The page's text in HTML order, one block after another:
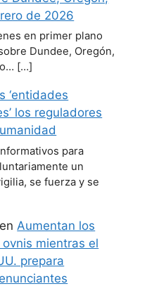
de 2026
en primer plano
Dundee, Oregón,
[…]
‘entidades
los reguladores
para
un
se fuerza y se
en Aumentan los
mientras el
prepara